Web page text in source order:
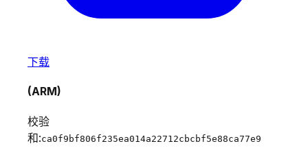
下载
(ARM)
校验
和:ca0f9bf806f235ea014a22712cbcbf5e88ca77e9